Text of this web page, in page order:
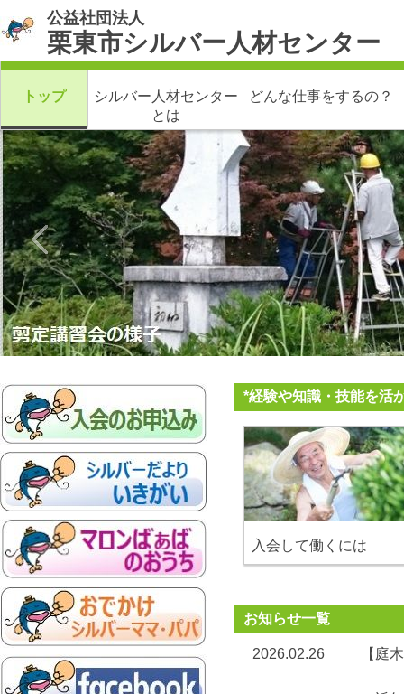
公益社団法人
栗東市シルバー人材センター
トップ
シルバー人材センター
とは
どんな仕事をするの？
*経験や知識・技能を活
入会して働くには
お知らせ一覧
2026.02.26 【庭